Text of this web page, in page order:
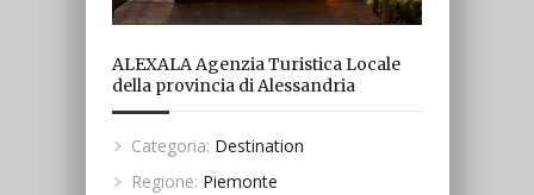
ALEXALA Agenzia Turistica Locale
della provincia di Alessandria
Categoria: Destination
Regione: Piemonte